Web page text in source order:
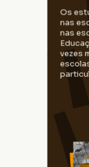
Os
nas
nas
vezes
Para